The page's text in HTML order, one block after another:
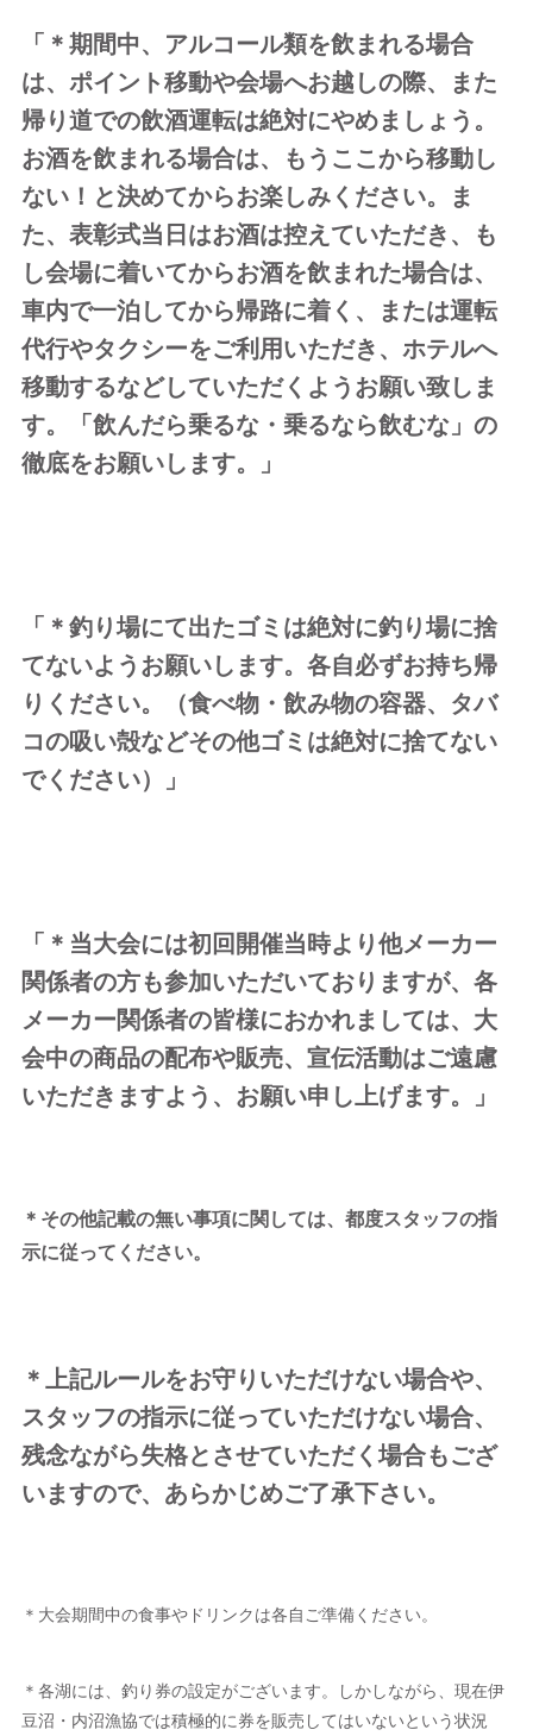
「＊期間中、アルコール類を飲まれる場合
は、ポイント移動や会場へお越しの際、また
帰り道での飲酒運転は絶対にやめましょう。
お酒を飲まれる場合は、もうここから移動し
ない！と決めてからお楽しみください。ま
た、表彰式当日はお酒は控えていただき、も
し会場に着いてからお酒を飲まれた場合は、
車内で一泊してから帰路に着く、または運転
代行やタクシーをご利用いただき、ホテルへ
移動するなどしていただくようお願い致しま
す。「飲んだら乗るな・乗るなら飲むな」の
徹底をお願いします。」
「＊釣り場にて出たゴミは絶対に釣り場に捨
てないようお願いします。各自必ずお持ち帰
りください。（食べ物・飲み物の容器、タバ
コの吸い殻などその他ゴミは絶対に捨てない
でください）」
「＊当大会には初回開催当時より他メーカー
関係者の方も参加いただいておりますが、各
メーカー関係者の皆様におかれましては、大
会中の商品の配布や販売、宣伝活動はご遠慮
いただきますよう、お願い申し上げます。」
＊その他記載の無い事項に関しては、都度スタッフの指
示に従ってください。
＊上記ルールをお守りいただけない場合や、
スタッフの指示に従っていただけない場合、
残念ながら失格とさせていただく場合もござ
いますので、あらかじめご了承下さい。
＊大会期間中の食事やドリンクは各自ご準備ください。
＊各湖には、釣り券の設定がございます。しかしながら、現在伊
豆沼・内沼漁協では積極的に券を販売してはいないという状況